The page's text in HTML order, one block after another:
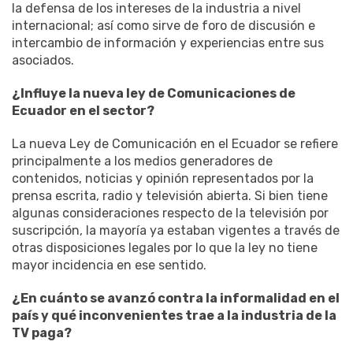
la defensa de los intereses de la industria a nivel
internacional; así como sirve de foro de discusión e
intercambio de información y experiencias entre sus
asociados.
¿Influye la nueva ley de Comunicaciones de
Ecuador en el sector?
La nueva Ley de Comunicación en el Ecuador se refiere
principalmente a los medios generadores de
contenidos, noticias y opinión representados por la
prensa escrita, radio y televisión abierta. Si bien tiene
algunas consideraciones respecto de la televisión por
suscripción, la mayoría ya estaban vigentes a través de
otras disposiciones legales por lo que la ley no tiene
mayor incidencia en ese sentido.
¿En cuánto se avanzó contra la informalidad en el
país y qué inconvenientes trae a la industria de la
TV paga?